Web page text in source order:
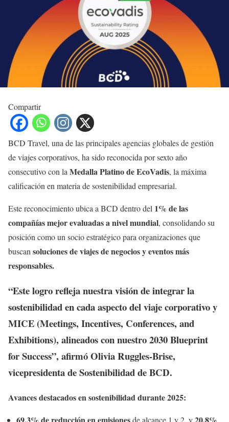
Compartir
BCD Travel, una de las principales agencias globales de gestión
de viajes corporativos, ha sido reconocida por sexto año
consecutivo con laMedalla Platino de EcoVadis, la máxima
calificación en materia de sostenibilidad empresarial.
Este reconocimiento ubica a BCD dentro del 1% de las
compañías mejor evaluadas a nivel mundial, consolidando su
posición como un socio estratégico para organizaciones que
buscansoluciones de viajes de negocios y eventos más
responsables.
“Este logro refleja nuestra visión de integrar la
sostenibilidad en cada aspecto del viaje corporativo y
MICE (Meetings, Incentives, Conferences, and
Exhibitions), alineados con nuestro 2030 Blueprint
for Success”, afirmóOlivia Ruggles-Brise,
vicepresidenta de Sostenibilidad de BCD.
Avances destacados en sostenibilidad durante 2025:
69,3% de reducción en emisionesde alcance 1 y 2, y20,8%